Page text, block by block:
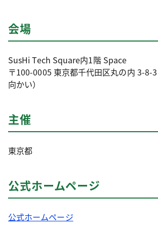
会場
SusHi Tech Square内1階 Space
〒100-0005 東京都千代田区丸の内 3-8-
向かい）
主催
東京都
公式ホームページ
公式ホームページ